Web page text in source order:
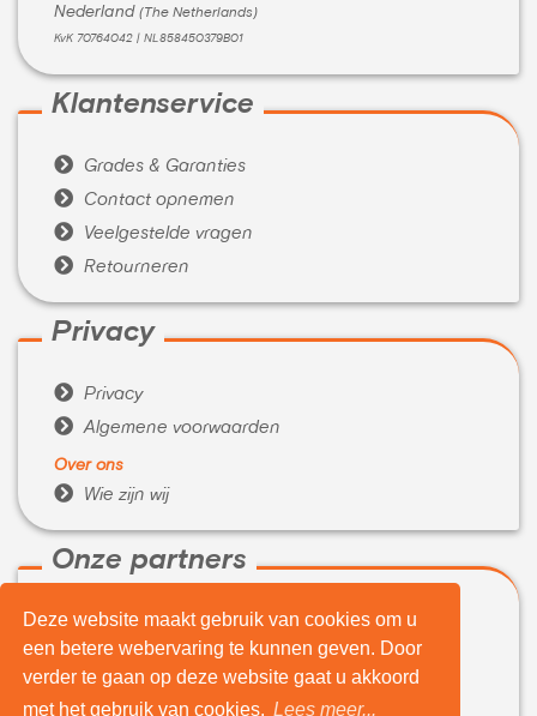
Deze website maakt gebruik van cookies om u
een betere webervaring te kunnen geven. Door
verder te gaan op deze website gaat u akkoord
met het gebruik van cookies. Lees meer...
Nederland (The Netherlands)
KvK 70764042 | NL858450379B01
Klantenservice
 Grades & Garanties
 Contact opnemen
 Veelgestelde vragen
 Retourneren
Privacy
 Privacy
 Algemene voorwaarden
Over ons
 Wie zijn wij
Onze partners
 WeBuyIt.nl
 LaptopVerkopen.eu
Tijdelijk extra geld nodig?